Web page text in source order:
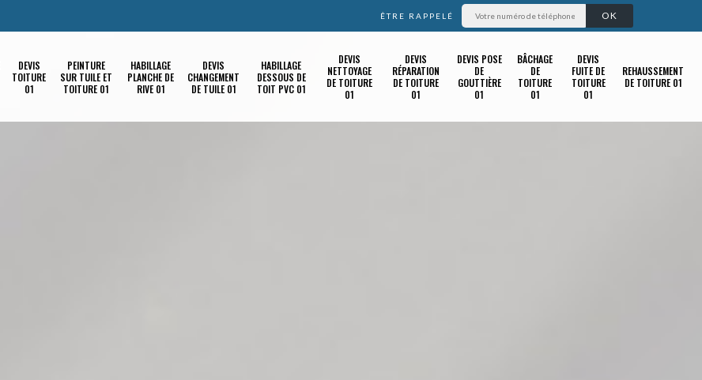
ÊTRE RAPPELÉ
DEVIS
TOITURE
01
PEINTURE
SUR TUILE ET
TOITURE 01
HABILLAGE
PLANCHE DE
RIVE 01
DEVIS
CHANGEMENT
DE TUILE 01
HABILLAGE
DESSOUS DE
TOIT PVC 01
DEVIS
NETTOYAGE
DE TOITURE
01
DEVIS
RÉPARATION
DE TOITURE
01
DEVIS POSE
DE
GOUTTIÈRE
01
BÂCHAGE
DE
TOITURE
01
DEVIS
FUITE DE
TOITURE
01
REHAUSSEMENT
DE TOITURE 01